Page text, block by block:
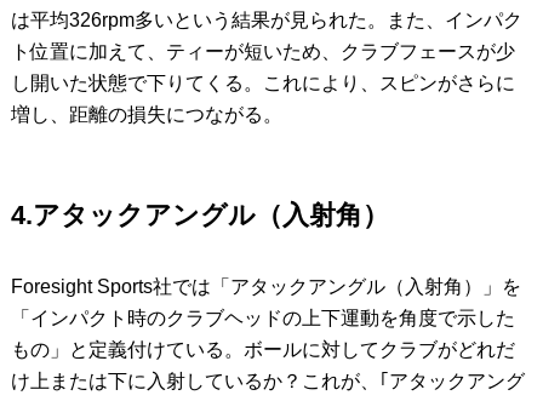
は平均326rpm多いという結果が見られた。また、インパク
ト位置に加えて、ティーが短いため、クラブフェースが少
し開いた状態で下りてくる。これにより、スピンがさらに
増し、距離の損失につながる。
4.アタックアングル（入射角）
Foresight Sports社では「アタックアングル（入射角）」を
「インパクト時のクラブヘッドの上下運動を角度で示した
もの」と定義付けている。ボールに対してクラブがどれだ
け上または下に入射しているか？これが、｢アタックアング